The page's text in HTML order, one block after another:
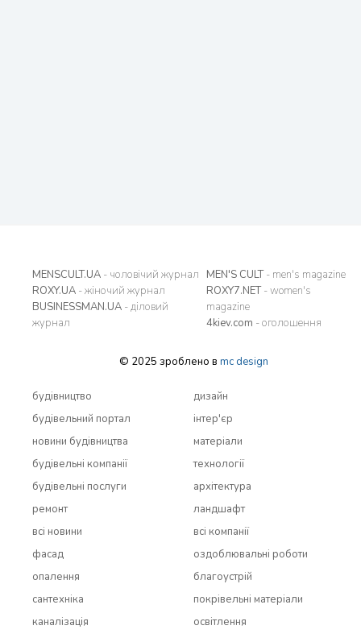
MENSCULT.UA - чоловічий журнал
ROXY.UA - жіночий журнал
BUSINESSMAN.UA - діловий
журнал
MEN'S CULT- men's magazine
ROXY7.NET- women's
magazine
4kiev.com - оголошення
© 2025 зроблено в mc design
будівництво
будівельний портал
новини будівництва
будівельні компанії
будівельні послуги
ремонт
всi новини
дизайн
інтер'єр
матеріали
технології
архітектура
ландшафт
всi компанії
фасад
опалення
сантехніка
каналізація
оздоблювальні роботи
благоустрій
покрівельні матеріали
освітлення